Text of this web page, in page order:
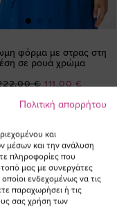
φόρμα με στρας στη
σε ρουά χρώμα
(-50%)
Ειδική
Τιμή
111,00 €
€
Πολιτική απορρήτου
και
μέσων και την ανάλυση
πληροφορίες που
μας με συνεργάτες
ενδεχομένως να τις
παραχωρήσει ή τις
σας χρήση των